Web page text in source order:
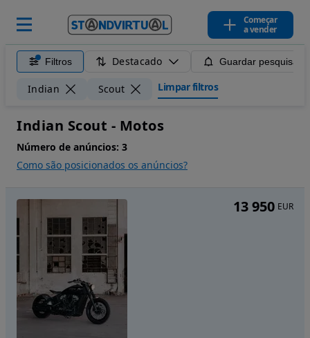
Começar
a vender
Filtros Destacado Guardar pesquisa
Indian Scout Limpar filtros
Indian Scout - Motos
Número de anúncios: 3
Como são posicionados os anúncios?
13 950 EUR